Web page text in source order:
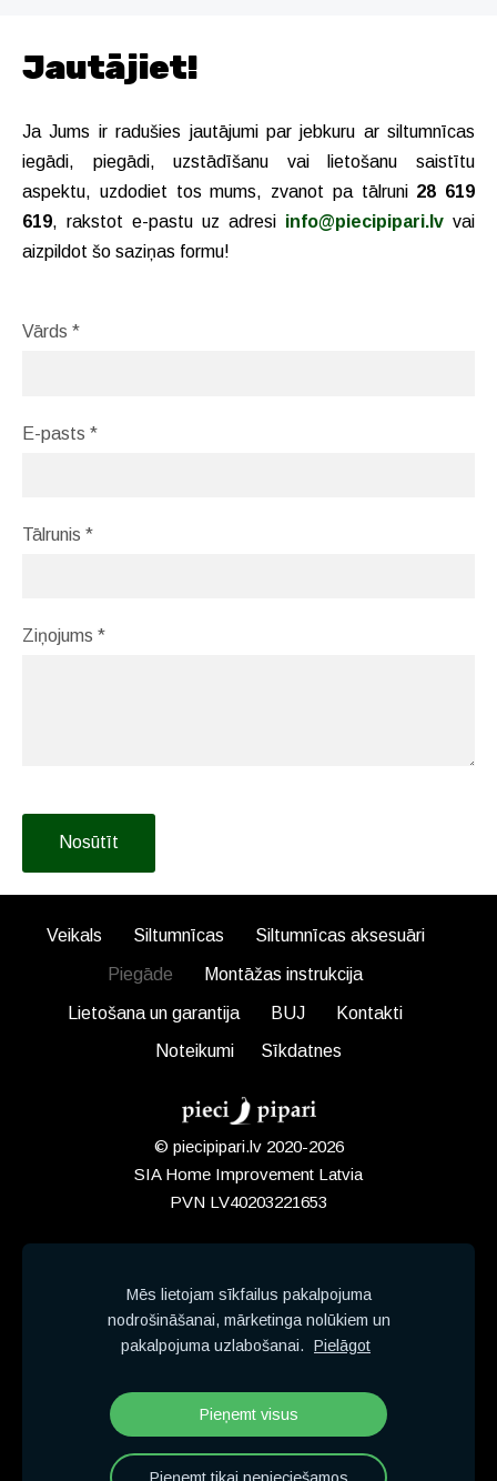
Jautājiet!
Ja Jums ir radušies jautājumi par jebkuru ar siltumnīcas
iegādi, piegādi, uzstādīšanu vai lietošanu saistītu
aspektu, uzdodiet tos mums, zvanot pa tālruni 28 619
619, rakstot e-pastu uz adresi info@piecipipari.lv vai
aizpildot šo saziņas formu!
Vārds *
E-pasts *
Tālrunis *
Ziņojums *
Veikals Siltumnīcas Siltumnīcas aksesuāri
Piegāde Montāžas instrukcija
Lietošana un garantija BUJ Kontakti
Noteikumi Sīkdatnes
© piecipipari.lv 2020-2026
SIA Home Improvement Latvia
PVN LV40203221653
28 619 619
Mēs lietojam sīkfailus pakalpojuma
nodrošināšanai, mārketinga nolūkiem un
pakalpojuma uzlabošanai.
Pielāgot
Pieņemt visus